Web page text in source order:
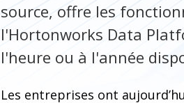
source, offre les
l'Hortonworks Data
l'heure ou à l'année
Les entreprises ont